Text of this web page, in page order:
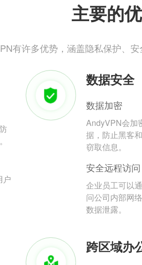
主要的
有许多优势，涵盖隐私保护、
户
数据安全
数据加密
AndyVPN会加
据，防止黑客
窃取信息。
安全远程访问
企业员工可以
问公司内部网
数据泄露。
跨区域办